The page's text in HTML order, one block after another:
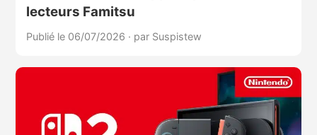
lecteurs Famitsu
Publié le 06/07/2026 · par Suspistew